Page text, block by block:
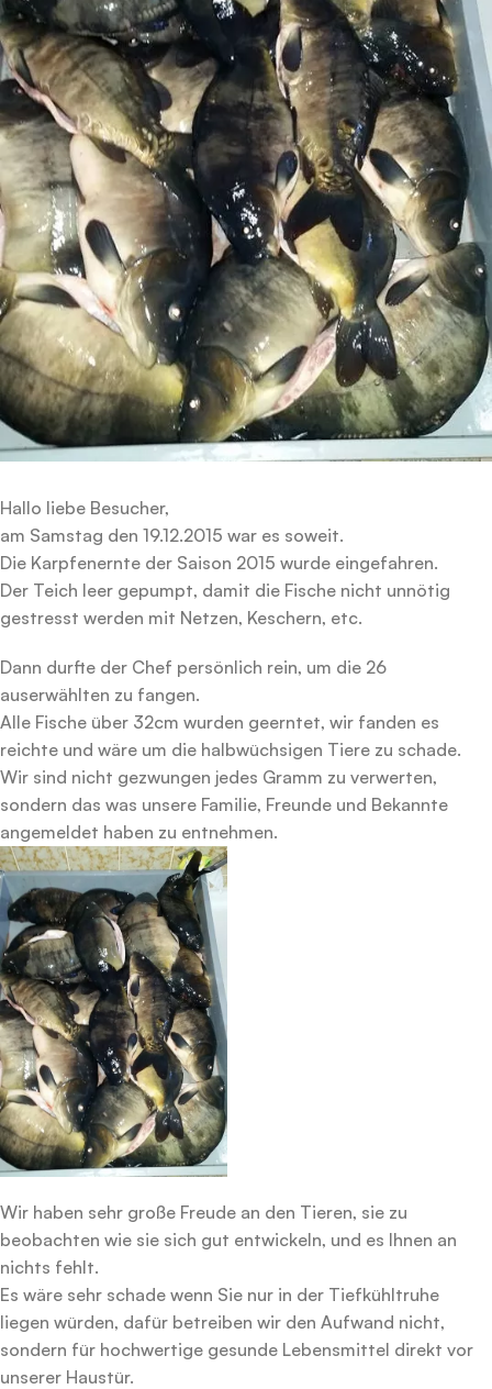
Hallo liebe Besucher,
am Samstag den 19.12.2015 war es soweit.
Die Karpfenernte der Saison 2015 wurde eingefahren.
Der Teich leer gepumpt, damit die Fische nicht unnötig
gestresst werden mit Netzen, Keschern, etc.
Dann durfte der Chef persönlich rein, um die 26
auserwählten zu fangen.
Alle Fische über 32cm wurden geerntet, wir fanden es
reichte und wäre um die halbwüchsigen Tiere zu schade.
Wir sind nicht gezwungen jedes Gramm zu verwerten,
sondern das was unsere Familie, Freunde und Bekannte
angemeldet haben zu entnehmen.
Wir haben sehr große Freude an den Tieren, sie zu
beobachten wie sie sich gut entwickeln, und es Ihnen an
nichts fehlt.
Es wäre sehr schade wenn Sie nur in der Tiefkühltruhe
liegen würden, dafür betreiben wir den Aufwand nicht,
sondern für hochwertige gesunde Lebensmittel direkt vor
unserer Haustür.